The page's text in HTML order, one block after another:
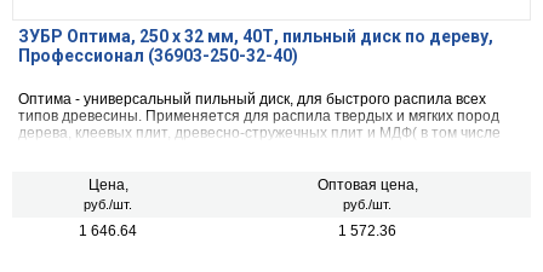
ЗУБР Оптима, 250 x 32 мм, 40Т, пильный диск по дереву,
Профессионал (36903-250-32-40)
Оптима - универсальный пильный диск, для быстрого распила всех
типов древесины. Применяется для распила твердых и мягких пород
дерева, клеевых плит, древесно-стружечных плит и МДФ( в том числе
Цена,
руб./шт.
Оптовая цена,
руб./шт.
1 646.64 1 572.36